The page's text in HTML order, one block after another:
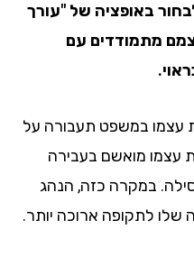
של "עורך
עם
במשפט תעבורה על
מואשם בעבירה
במקרה כזה, הנהג
לתקופה ארוכה יותר.